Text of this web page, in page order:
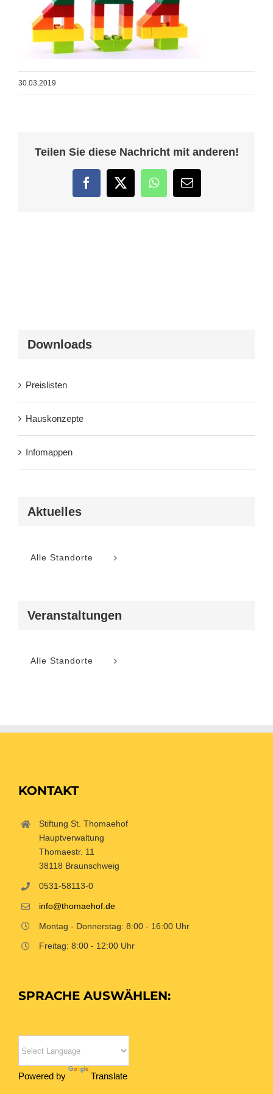
30.03.2019
Teilen Sie diese Nachricht mit anderen!
FacebookTwitterWhatsApp
E-
Mail
Downloads
Preislisten
Hauskonzepte
Infomappen
Aktuelles
Alle Standorte
Veranstaltungen
Alle Standorte
KONTAKT
Stiftung St. Thomaehof
Hauptverwaltung
Thomaestr. 11
38118 Braunschweig
0531-58113-0
info@thomaehof.de
Montag - Donnerstag: 8:00 - 16:00 Uhr
Freitag: 8:00 - 12:00 Uhr
SPRACHE AUSWÄHLEN:
Powered by Translate